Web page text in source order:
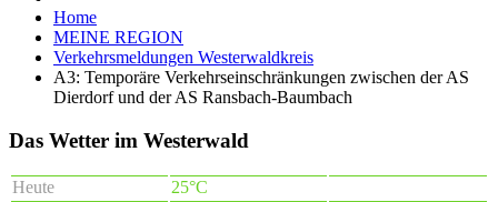
Home
MEINE REGION
Verkehrsmeldungen Westerwaldkreis
A3: Temporäre Verkehrseinschränkungen zwischen der AS
Dierdorf und der AS Ransbach-Baumbach
Das Wetter im Westerwald
Heute
25°C